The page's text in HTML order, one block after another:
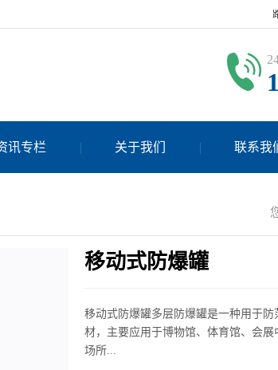
讯专栏 关于我们 联系我
移动式防爆罐
移动式防爆罐多层防爆罐是一种用于
材，主要应用于博物馆、体育馆、会
场所...